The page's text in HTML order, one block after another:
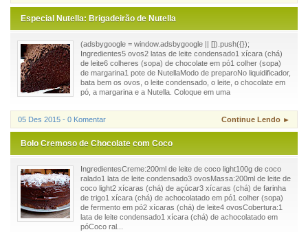
Especial Nutella: Brigadeirão de Nutella
(adsbygoogle = window.adsbygoogle || []).push({});
Ingredientes5 ovos2 latas de leite condensado1 xícara (chá)
de leite6 colheres (sopa) de chocolate em pó1 colher (sopa)
de margarina1 pote de NutellaModo de preparoNo liquidificador,
bata bem os ovos, o leite condensado, o leite, o chocolate em
pó, a margarina e a Nutella. Coloque em uma
05 Des 2015 - 0 Komentar Continue Lendo ►
Bolo Cremoso de Chocolate com Coco
IngredientesCreme:200ml de leite de coco light100g de coco
ralado1 lata de leite condensado3 ovosMassa:200ml de leite de
coco light2 xícaras (chá) de açúcar3 xícaras (chá) de farinha
de trigo1 xícara (chá) de achocolatado em pó1 colher (sopa)
de fermento em pó2 xícaras (chá) de leite4 ovosCobertura:1
lata de leite condensado1 xícara (chá) de achocolatado em
póCoco ral...